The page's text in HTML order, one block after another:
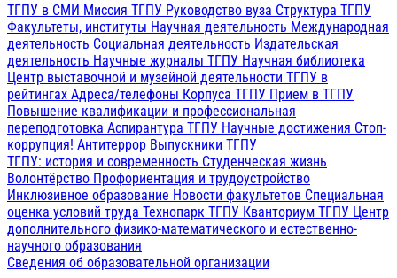
ТГПУ в СМИ Миссия ТГПУ Руководство вуза Структура ТГПУ
Факультеты, институты Научная деятельность Международная
деятельность Социальная деятельность Издательская
деятельность Научные журналы ТГПУ Научная библиотека
Центр выставочной и музейной деятельности ТГПУ в
рейтингах Адреса/телефоны Корпуса ТГПУ Прием в ТГПУ
Повышение квалификации и профессиональная
переподготовка Аспирантура ТГПУ Научные достижения Стоп-
коррупция! Антитеррор Выпускники ТГПУ
ТГПУ: история и современность Студенческая жизнь
Волонтёрство Профориентация и трудоустройство
Инклюзивное образование Новости факультетов Специальная
оценка условий труда Технопарк ТГПУ Кванториум ТГПУ Центр
дополнительного физико-математического и естественно-
научного образования
Сведения об образовательной организации